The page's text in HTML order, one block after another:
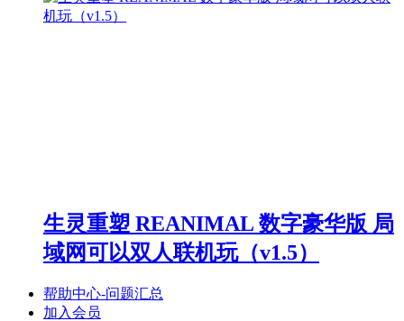
生灵重塑 REANIMAL 数字豪华版 局
域网可以双人联机玩（v1.5）
帮助中心-问题汇总
加入会员